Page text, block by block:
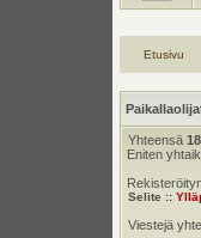
Etusivu
Yhteensä
Eniten
Selite ::
Viestejä